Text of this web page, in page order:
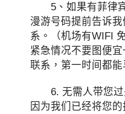
5、如果有菲律宾
漫游号码提前告诉
系。（机场有WIFI
紧急情况不要图便宜
联系，第一时间都能
6. 无需人带您过
因为我们已经将您